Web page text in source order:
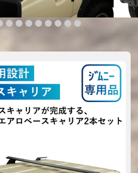
3 4 5 6 7 8 9 10